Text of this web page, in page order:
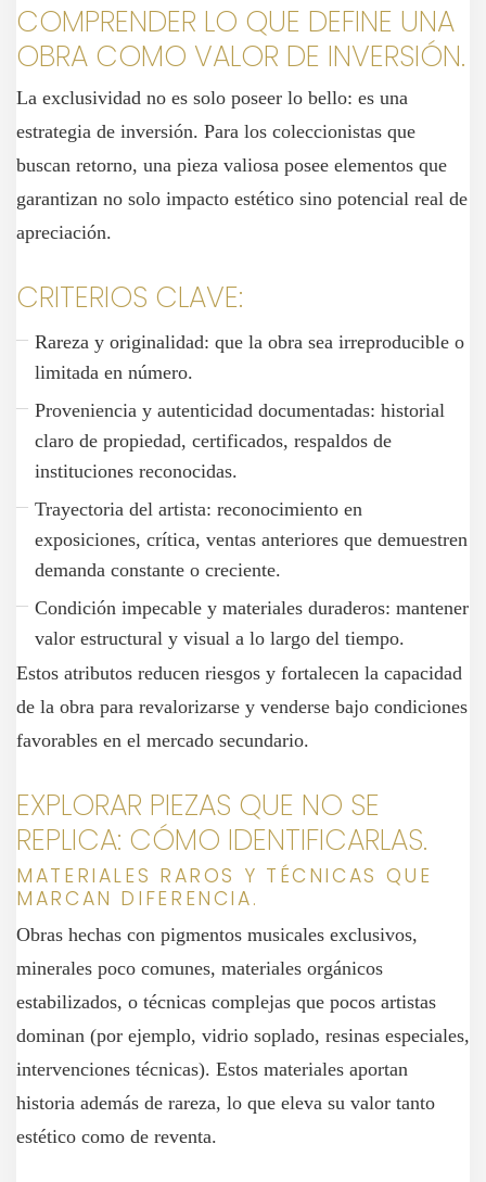
COMPRENDER LO QUE DEFINE UNA
OBRA COMO VALOR DE INVERSIÓN.
La exclusividad no es solo poseer lo bello: es una
estrategia de inversión. Para los coleccionistas que
buscan retorno, una pieza valiosa posee elementos que
garantizan no solo impacto estético sino potencial real de
apreciación.
CRITERIOS CLAVE:
Rareza y originalidad: que la obra sea irreproducible o
limitada en número.
Proveniencia y autenticidad documentadas: historial
claro de propiedad, certificados, respaldos de
instituciones reconocidas.
Trayectoria del artista: reconocimiento en
exposiciones, crítica, ventas anteriores que demuestren
demanda constante o creciente.
Condición impecable y materiales duraderos: mantener
valor estructural y visual a lo largo del tiempo.
Estos atributos reducen riesgos y fortalecen la capacidad
de la obra para revalorizarse y venderse bajo condiciones
favorables en el mercado secundario.
EXPLORAR PIEZAS QUE NO SE
REPLICA: CÓMO IDENTIFICARLAS.
MATERIALES RAROS Y TÉCNICAS QUE
MARCAN DIFERENCIA.
Obras hechas con pigmentos musicales exclusivos,
minerales poco comunes, materiales orgánicos
estabilizados, o técnicas complejas que pocos artistas
dominan (por ejemplo, vidrio soplado, resinas especiales,
intervenciones técnicas). Estos materiales aportan
historia además de rareza, lo que eleva su valor tanto
estético como de reventa.